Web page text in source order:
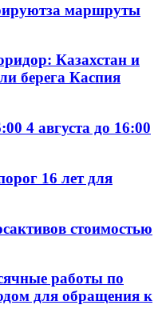
маршруты
Казахстан и
берега Каспия
4 августа до 16:00
16 лет для
стоимостью
работы по
для обращения к